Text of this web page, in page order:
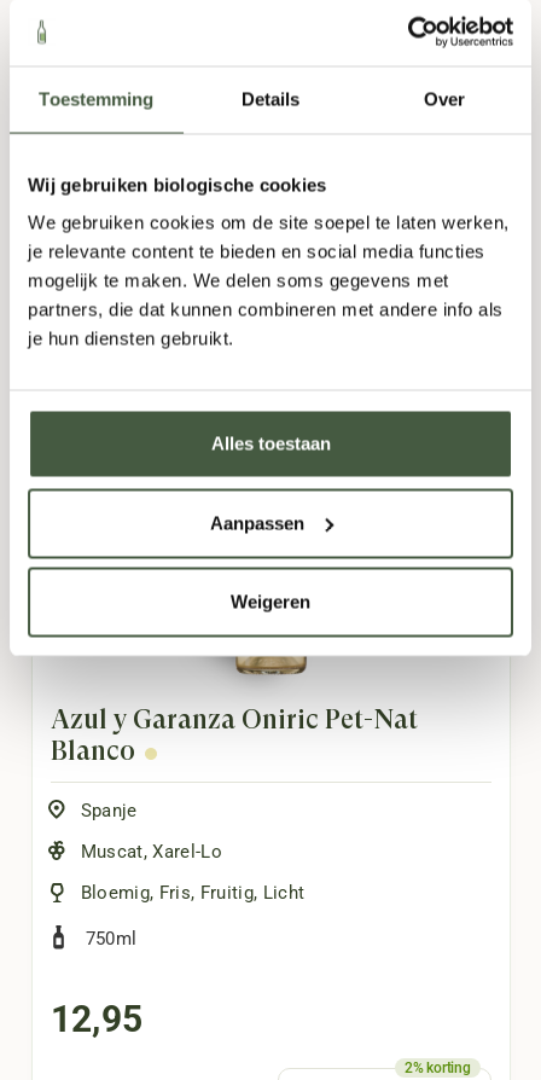
Toestemming Details Over
Wij gebruiken biologische cookies
We gebruiken cookies om de site soepel te laten werken,
je relevante content te bieden en social media functies
mogelijk te maken. We delen soms gegevens met
partners, die dat kunnen combineren met andere info als
je hun diensten gebruikt.
Alles toestaan
Aanpassen
Weigeren
8,95
TOEVOEGEN
Azul y Garanza Oniric Pet-Nat
Blanco
Spanje
Muscat,Xarel-Lo
Bloemig, Fris, Fruitig, Licht
750ml
12,95